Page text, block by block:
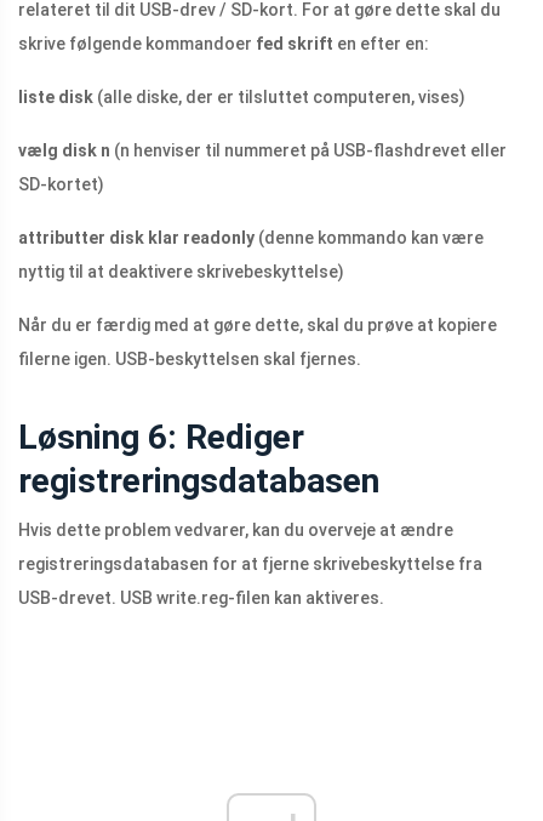
relateret til dit USB-drev / SD-kort. For at gøre dette skal du
skrive følgende kommandoer fed skrift en efter en:
liste disk (alle diske, der er tilsluttet computeren, vises)
vælg disk n (n henviser til nummeret på USB-flashdrevet eller
SD-kortet)
attributter disk klar readonly (denne kommando kan være
nyttig til at deaktivere skrivebeskyttelse)
Når du er færdig med at gøre dette, skal du prøve at kopiere
filerne igen. USB-beskyttelsen skal fjernes.
Løsning 6: Rediger
registreringsdatabasen
Hvis dette problem vedvarer, kan du overveje at ændre
registreringsdatabasen for at fjerne skrivebeskyttelse fra
USB-drevet. USB write.reg-filen kan aktiveres.